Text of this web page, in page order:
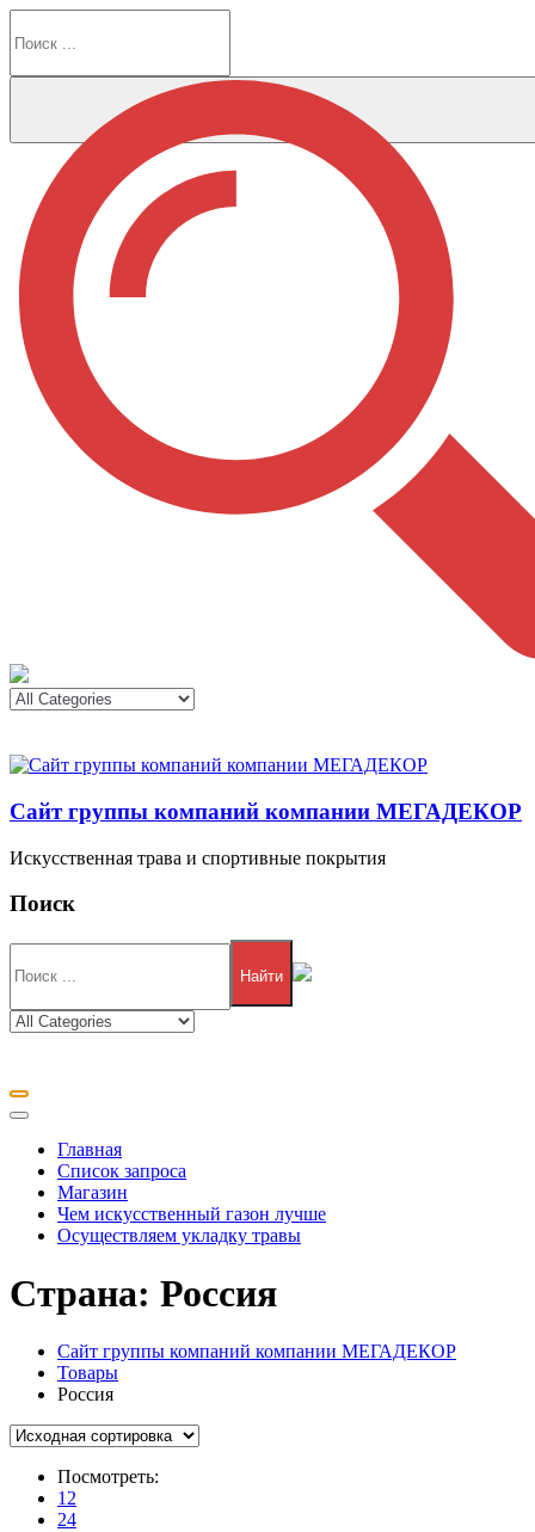
к
Сайт группы компаний компании МЕГАДЕКОР
Искусственная трава и спортивные покрытия
Поиск
Найти
Главная
Список запроса
Магазин
Чем искусственный газон лучше
Осуществляем укладку травы
Страна: Россия
Сайт группы компаний компании МЕГАДЕКОР
Товары
Россия
Посмотреть:
12
24